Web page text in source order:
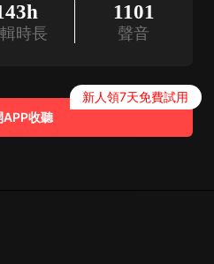
時長
1101
聲音
APP收聽
新人領7天免費試用